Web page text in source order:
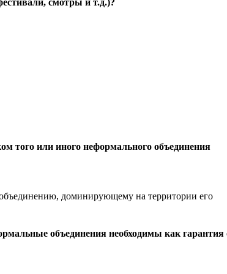
того или иного неформального объединения
доминирующему на территории его
объединения необходимы как гарантия